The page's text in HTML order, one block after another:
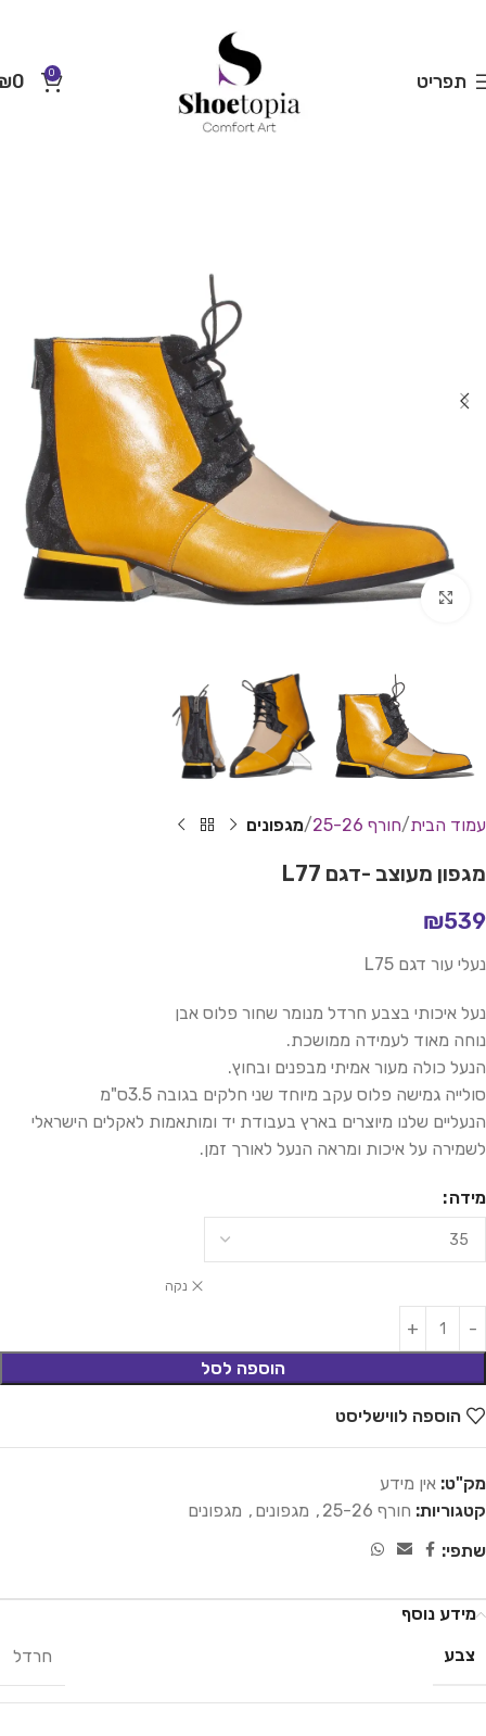
תפריט 0
0
Click to enlarge
עמוד הבית חורף 25-26 מגפונים
מגפון מעוצב -דגם L77
₪539
נעלי עור דגם L75
נעל איכותי בצבע חרדל מנומר שחור פלוס אבן
נוחה מאוד לעמידה ממושכת.
הנעל כולה מעור אמיתי מבפנים ובחוץ.
סולייה גמישה פלוס עקב מיוחד שני חלקים בגובה 3.5ס"מ
הנעליים שלנו מיוצרים בארץ בעבודת יד ומותאמות לאקלים הישראלי
לשמירה על איכות ומראה הנעל לאורך זמן.
מידה
נקה
הוספה לסל
הוספה לווישליסט
מק"ט: אין מידע
קטגוריות: חורף 25-26 , מגפונים , מגפונים
שתפי:
מידע נוסף
צבע
חרדל